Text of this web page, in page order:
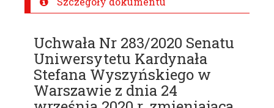
Uchwała Nr 283/2020 Senatu
Uniwersytetu Kardynała
Stefana Wyszyńskiego w
Warszawie z dnia 24